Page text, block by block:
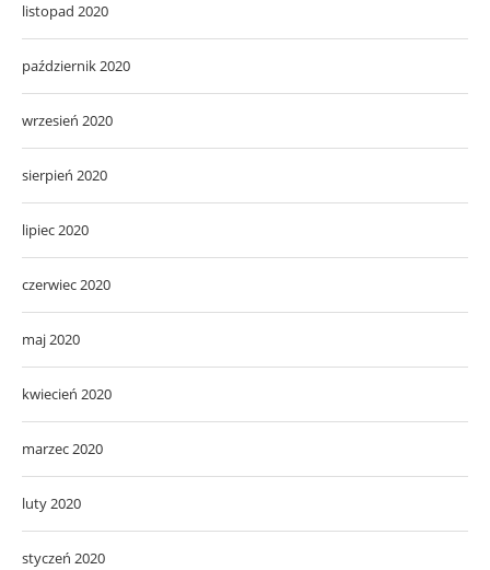
listopad 2020
październik 2020
wrzesień 2020
sierpień 2020
lipiec 2020
czerwiec 2020
maj 2020
kwiecień 2020
marzec 2020
luty 2020
styczeń 2020